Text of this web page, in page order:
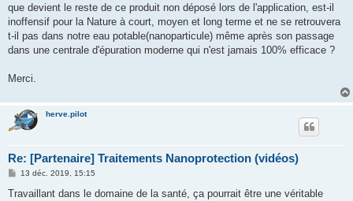
que devient le reste de ce produit non déposé lors de l'application, est-il
inoffensif pour la Nature à court, moyen et long terme et ne se retrouvera
t-il pas dans notre eau potable(nanoparticule) même après son passage
dans une centrale d'épuration moderne qui n'est jamais 100% efficace ?
Merci.
herve.pilot
Re: [Partenaire] Traitements Nanoprotection (vidéos)
M
s
13 déc. 2019, 15:15
Travaillant dans le domaine de la santé, ça pourrait être une véritable